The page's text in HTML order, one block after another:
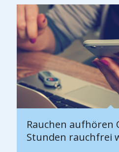
Rauchen aufhören
Stunden rauchfrei